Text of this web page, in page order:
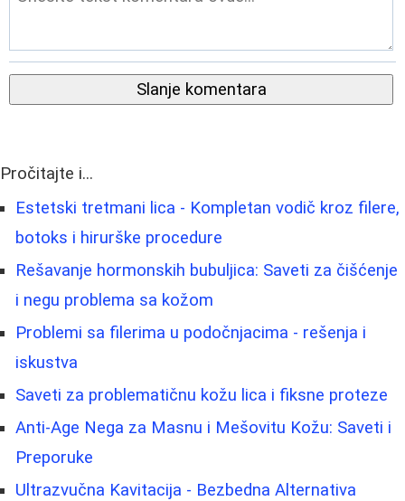
Slanje komentara
Pročitajte i...
Estetski tretmani lica - Kompletan vodič kroz filere,
botoks i hirurške procedure
Rešavanje hormonskih bubuljica: Saveti za čišćenje
i negu problema sa kožom
Problemi sa filerima u podočnjacima - rešenja i
iskustva
Saveti za problematičnu kožu lica i fiksne proteze
Anti-Age Nega za Masnu i Mešovitu Kožu: Saveti i
Preporuke
Ultrazvučna Kavitacija - Bezbedna Alternativa